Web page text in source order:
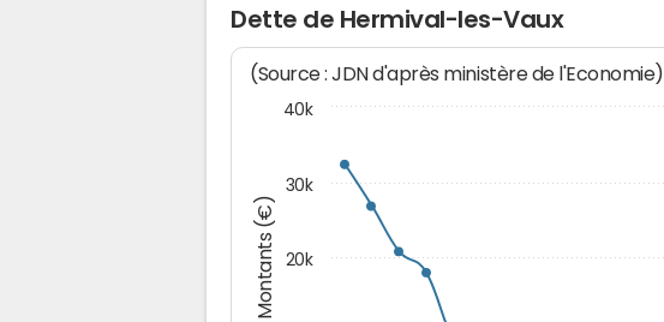
Dette de Hermival-les-Vaux
Montants (€)
(Source : JDN d'après ministère de l'Economie)
20k
30k
40k